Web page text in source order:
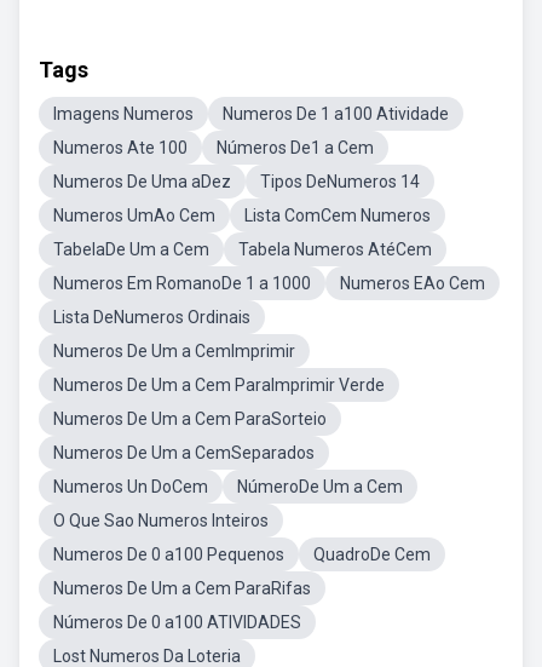
Tags
Imagens Numeros
Numeros De 1 a100 Atividade
Numeros Ate 100
Números De1 a Cem
Numeros De Uma aDez
Tipos DeNumeros 14
Numeros UmAo Cem
Lista ComCem Numeros
TabelaDe Um a Cem
Tabela Numeros AtéCem
Numeros Em RomanoDe 1 a 1000
Numeros EAo Cem
Lista DeNumeros Ordinais
Numeros De Um a CemImprimir
Numeros De Um a Cem ParaImprimir Verde
Numeros De Um a Cem ParaSorteio
Numeros De Um a CemSeparados
Numeros Un DoCem
NúmeroDe Um a Cem
O Que Sao Numeros Inteiros
Numeros De 0 a100 Pequenos
QuadroDe Cem
Numeros De Um a Cem ParaRifas
Números De 0 a100 ATIVIDADES
Lost Numeros Da Loteria